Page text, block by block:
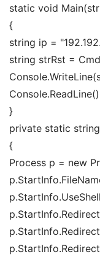
static void Main(
{
string ip =
string strRst =
Console.WriteLine(
Console.ReadLine()
}
private static string
{
Process p = new
p.StartInfo.
p.StartInfo.
p.StartInfo.
p.StartInfo.
p.StartInfo.